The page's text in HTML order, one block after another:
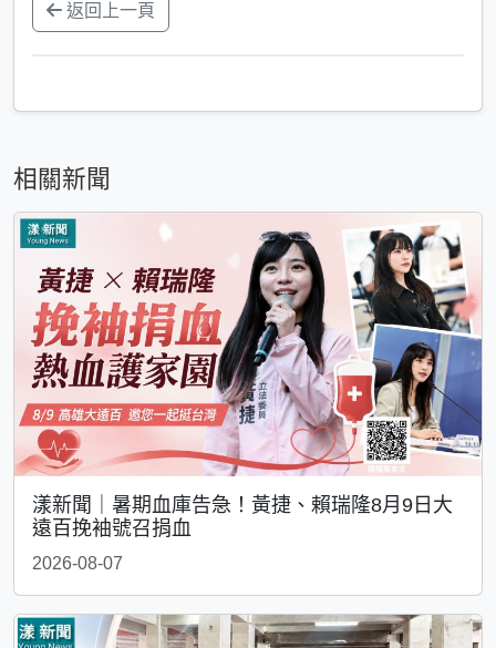
返回上一頁
相關新聞
漾新聞｜暑期血庫告急！黃捷、賴瑞隆8月9日大
遠百挽袖號召捐血
2026-08-07